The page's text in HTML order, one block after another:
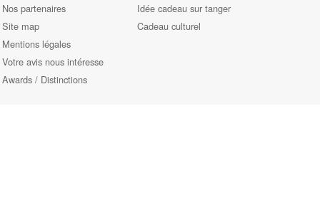
Nos partenaires
Site map
Mentions légales
Votre avis nous intéresse
Awards / Distinctions
Idée cadeau sur tanger
Cadeau culturel